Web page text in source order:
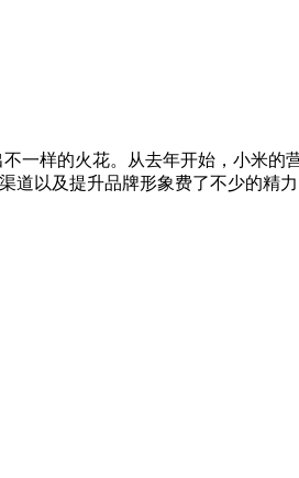
一样的火花。从去年开始，小米的
道以及提升品牌形象费了不少的精力